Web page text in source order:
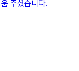
주셨습니다.